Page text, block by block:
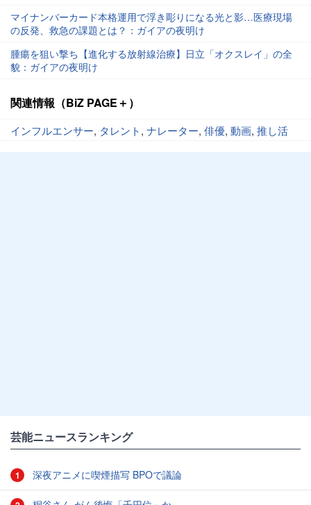
マイナンバーカード本格運用で浮き彫りになる光と影…医療現場
の反発、救急の課題とは？：ガイアの夜明け
腫瘍を狙い撃ち【進化する放射線治療】日立「オクスレイ」の全
貌：ガイアの夜明け
関連情報（BiZ PAGE＋）
インフルエンサー, タレント, ナレーター, 俳優, 動画, 推し活
芸能ニュースランキング
1 深夜アニメに喫煙描写 BPOで議論